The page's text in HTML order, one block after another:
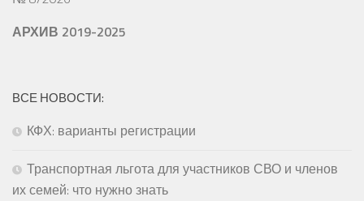
АРХИВ 2019-2025
ВСЕ НОВОСТИ:
КФХ: варианты регистрации
Транспортная льгота для участников СВО и членов
их семей: что нужно знать